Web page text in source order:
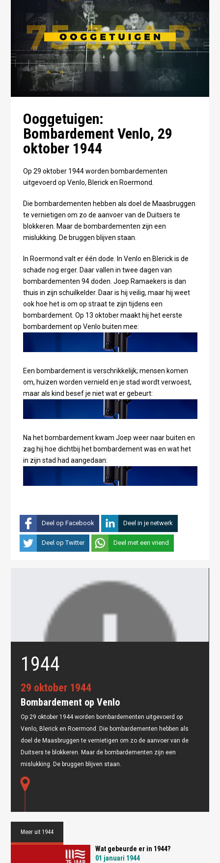
Ooggetuigen:
Bombardement Venlo, 29
oktober 1944
Op 29 oktober 1944 worden bombardementen
uitgevoerd op Venlo, Blerick en Roermond.
Die bombardementen hebben als doel de Maasbruggen
te vernietigen om zo de aanvoer van de Duitsers te
blokkeren. Maar de bombardementen zijn een
mislukking. De bruggen blijven staan.
In Roermond valt er één dode. In Venlo en Blerick is de
schade nog erger. Daar vallen in twee dagen van
bombardementen 94 doden. Joep Ramaekers is dan
thuis in zijn schuilkelder. Daar is hij veilig, maar hij weet
ook hoe het is om op straat te zijn tijdens een
bombardement. Op 13 oktober maakt hij het eerste
bombardement op Venlo buiten mee:
Een bombardement is verschrikkelijk; mensen komen
om, huizen worden vernield en je stad wordt verwoest,
maar als kind besef je niet wat er gebeurt:
Na het bombardement kwam Joep weer naar buiten en
zag hij hoe dichtbij het bombardement was en wat het
in zijn stad had aangedaan:
Deel op Facebook Deel in je netwerk
Deel op Twitter Deel met een vriend
Oops! Something went
wrong.
This page didn't load Google Maps correctly. See the
1944
29 oktober 1944
Bombardement op Venlo
Op 29 oktober 1944 worden bombardementen uitgevoerd op
Venlo, Blerick en Roermond. Die bombardementen hebben als
doel de Maasbruggen te vernietigen om zo de aanvoer van de
Duitsers te blokkeren. Maar de bombardementen zijn een
mislukking. De bruggen blijven staan.
Meer uit 1944
Wat gebeurde er in 1944?
01 januari 1944